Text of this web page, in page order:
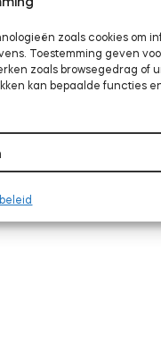
zoals cookies om
Toestemming geven
zoals browsegedrag of
kan bepaalde functies